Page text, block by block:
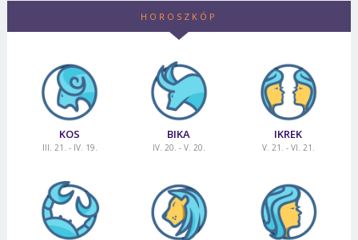
HOROSZKÓP
KOS
III. 21. - IV. 19.
BIKA
IV. 20. - V. 20.
IKREK
V. 21. - VI. 21.